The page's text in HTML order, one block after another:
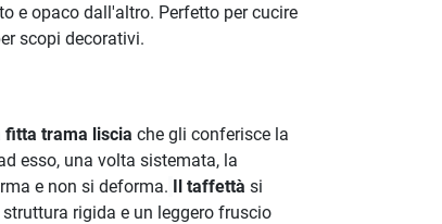
e opaco dall'altro. Perfetto per cucire
scopi decorativi.
fitta trama liscia che gli conferisce la
esso, una volta sistemata, la
e non si deforma. Il taffettà si
rigida e un leggero fruscio